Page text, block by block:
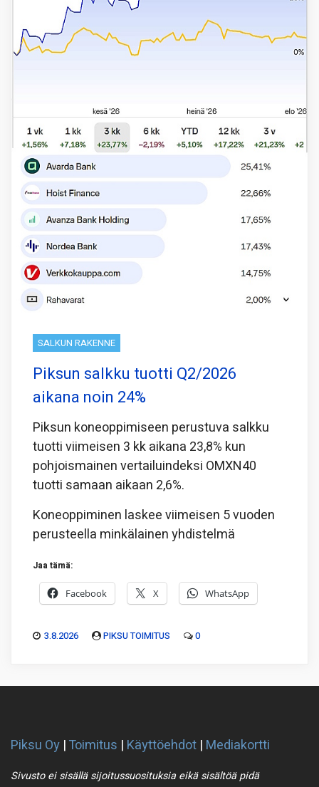
SALKUN RAKENNE
Piksun salkku tuotti Q2/2026
aikana noin 24%
Piksun koneoppimiseen perustuva salkku
tuotti viimeisen 3 kk aikana 23,8% kun
pohjoismainen vertailuindeksi OMXN40
tuotti samaan aikaan 2,6%.
Koneoppiminen laskee viimeisen 5 vuoden
perusteella minkälainen yhdistelmä
Jaa tämä:
Facebook X WhatsApp
3.8.2026 PIKSU TOIMITUS 0
Piksu Oy |Toimitus | Käyttöehdot | Mediakortti
Sivusto ei sisällä sijoitussuosituksia eikä sisältöä pidä